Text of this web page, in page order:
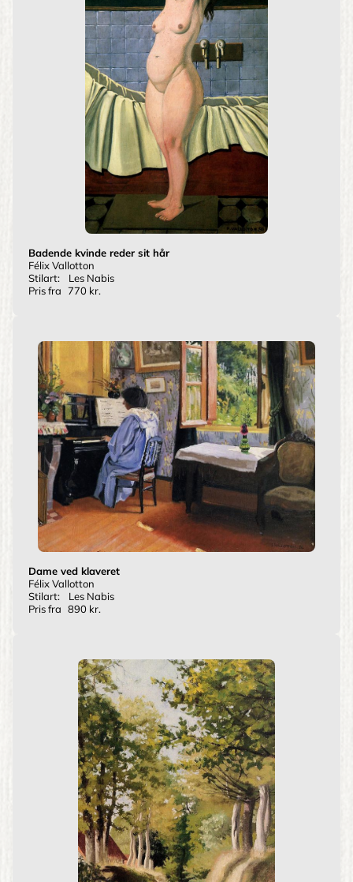
Badende kvinde reder sit hår
Félix Vallotton
Stilart:
Les Nabis
Pris fra 770 kr.
Dame ved klaveret
Félix Vallotton
Stilart:
Les Nabis
Pris fra 890 kr.